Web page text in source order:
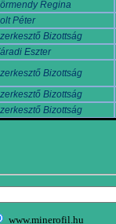
Regina
Péter
Bizottság
Eszter
Bizottság
Bizottság
Bizottság